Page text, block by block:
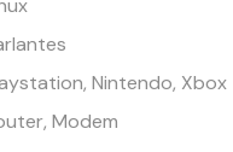
Nintendo, Xbox
Modem